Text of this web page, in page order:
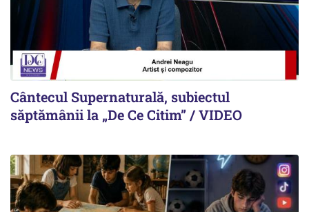
Cântecul Supernaturală, subiectul
săptămânii la „De Ce Citim” / VIDEO